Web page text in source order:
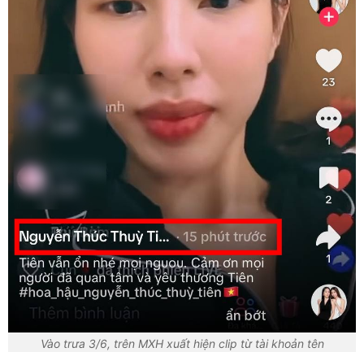
Vào trưa 3/6, trên MXH xuất hiện clip từ tài khoản tên